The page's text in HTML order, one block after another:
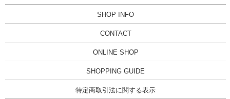
SHOP INFO
CONTACT
ONLINE SHOP
SHOPPING GUIDE
特定商取引法に関する表示